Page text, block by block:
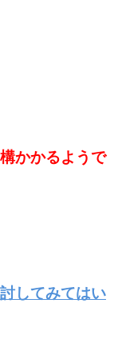
かかるようで
してみてはい